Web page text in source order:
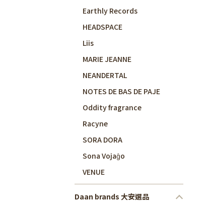
Earthly Records
HEADSPACE
Liis
MARIE JEANNE
NEANDERTAL
NOTES DE BAS DE PAJE
Oddity fragrance
Racyne
SORA DORA
Sona Vojaĝo
VENUE
Daan brands 大安選品